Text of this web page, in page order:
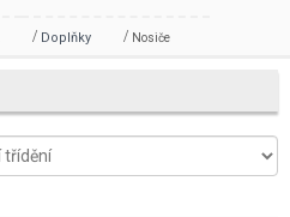
Doplňky Nosiče